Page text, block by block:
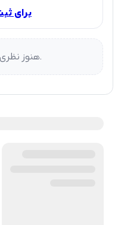
برای
هنوز نظری برای این محصول ثبت نشده است.